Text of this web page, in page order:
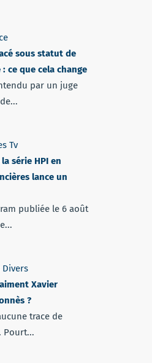
sous statut de
ce que cela change
par un juge
Tv
série HPI en
lance un
publiée le 6 août
Divers
Xavier
?
trace de
Pourt...